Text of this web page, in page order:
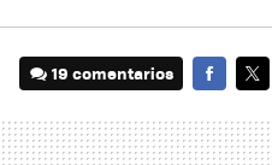
19 comentarios